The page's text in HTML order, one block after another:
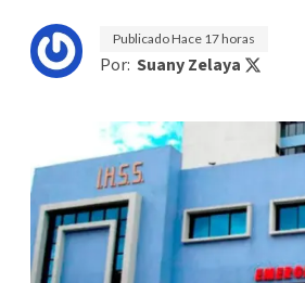
PublicadoHace 17 horas
Por: Suany Zelaya